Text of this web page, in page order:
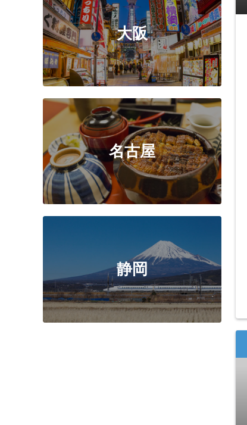
大阪
名古屋
静岡